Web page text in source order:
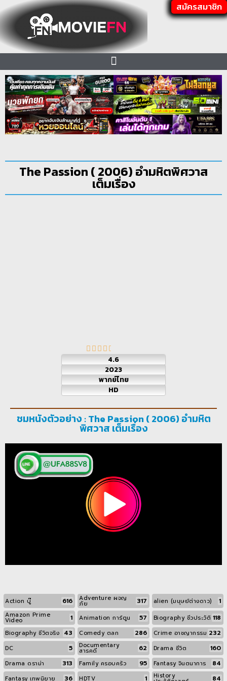
สมัครสมาชิก
The Passion ( 2006) อํามหิตพิศวาส
เต็มเรื่อง
4.6
2023
พากย์ไทย
HD
ชมหนังตัวอย่าง : The Passion ( 2006) อํามหิต
พิศวาส เต็มเรื่อง
Action บู๊ 616 Adventure ผจญ
ภัย 317 alien (มนุษย์ต่างดาว) 1
Amazon Prime
Video 1 Animation การ์ตูน 57 Biography ชีวประวัติ 118
Biography ชีวิตจริง 43 Comedy ตลก 286 Crime อาชญากรรม 232
DC 5 Documentary
สารคดี 62 Drama ชีวิต 160
Drama ดราม่า 313 Family ครอบครัว 95 Fantasy จินตนาการ 84
Fantasy เทพนิยาย 36 HDTV 1 History 84